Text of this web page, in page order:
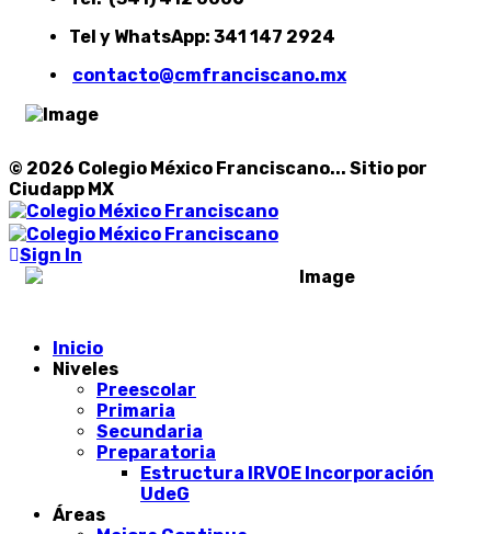
Tel y WhatsApp: 341 147 2924
contacto@cmfranciscano.mx
© 2026 Colegio México Franciscano... Sitio por
Ciudapp MX
Sign In
Inicio
Niveles
Preescolar
Primaria
Secundaria
Preparatoria
Estructura IRVOE Incorporación
UdeG
Áreas